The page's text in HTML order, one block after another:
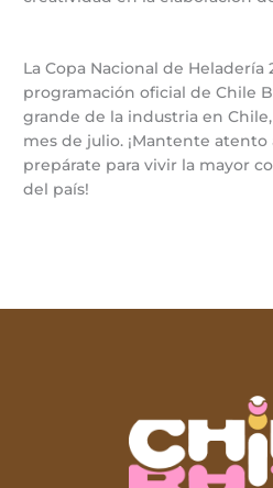
La Copa Nacional de Heladería
programación oficial de Chile
grande de la industria en
mes de julio. ¡Mantente atento
prepárate para vivir la mayor
del país!